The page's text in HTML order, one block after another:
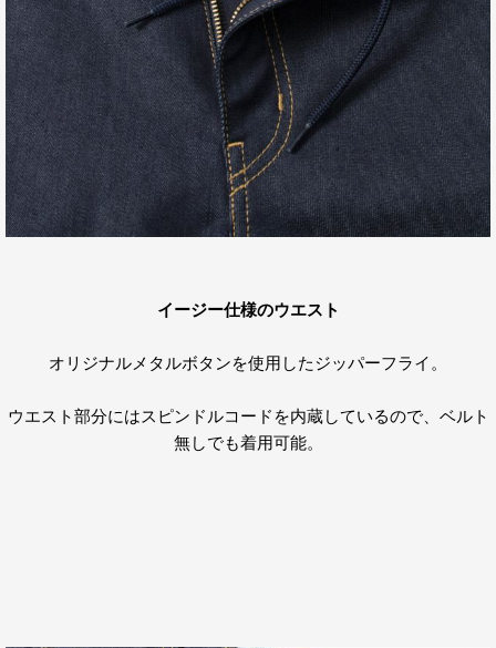
イージー仕様のウエスト
オリジナルメタルボタンを使用したジッパーフライ。
ウエスト部分にはスピンドルコードを内蔵しているので、ベルト
無しでも着用可能。